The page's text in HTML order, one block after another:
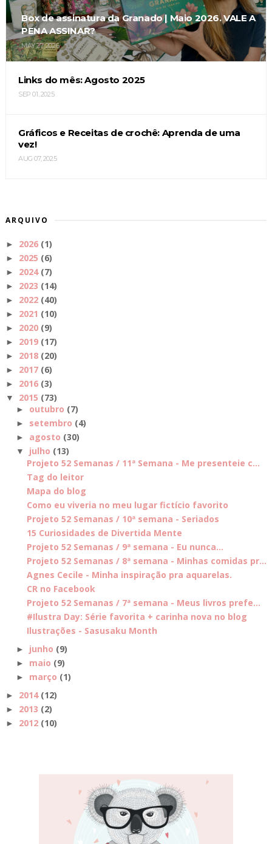
Box de assinatura da Granado | Maio 2026. VALE A
PENA ASSINAR?
MAY 27, 2026
Links do mês: Agosto 2025
SEP 01, 2025
Gráficos e Receitas de crochê: Aprenda de uma
vez!
AUG 07, 2025
ARQUIVO
► 2026 (1)
► 2025 (6)
► 2024 (7)
► 2023 (14)
► 2022 (40)
► 2021 (10)
► 2020 (9)
► 2019 (17)
► 2018 (20)
► 2017 (6)
► 2016 (3)
▼ 2015 (73)
► outubro (7)
► setembro (4)
► agosto (30)
▼ julho (13)
Projeto 52 Semanas / 11ª Semana - Me presenteie c...
Tag do leitor
Mapa do blog
Como eu viveria no meu lugar fictício favorito
Projeto 52 Semanas / 10ª semana - Seriados
15 Curiosidades de Divertida Mente
Projeto 52 Semanas / 9ª semana - Eu nunca...
Projeto 52 Semanas / 8ª semana - Minhas comidas pr...
Agnes Cecile - Minha inspiração pra aquarelas.
CR no Facebook
Projeto 52 Semanas / 7ª semana - Meus livros prefe...
#Ilustra Day: Série favorita + carinha nova no blog
Ilustrações - Sasusaku Month
► junho (9)
► maio (9)
► março (1)
► 2014 (12)
► 2013 (2)
► 2012 (10)